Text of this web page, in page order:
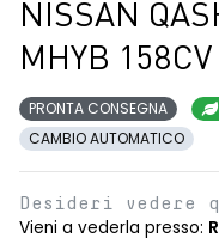
NISSAN
MHYB 158CV
PRONTA CONSEGNA
CAMBIO AUTOMATICO
Desideri vedere
Vieni a vederla presso: